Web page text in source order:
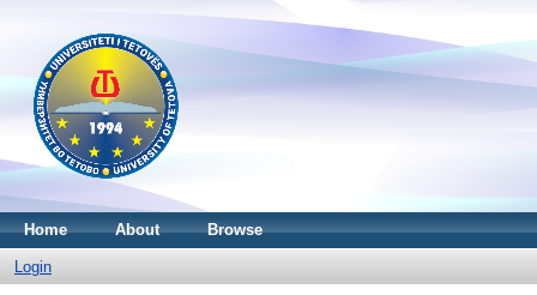
Home About Browse
Login